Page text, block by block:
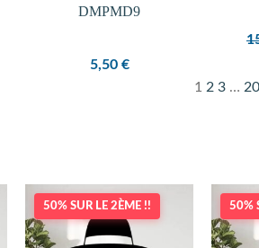
DMPMD9
5,50 €
1 2 3 …
50% SUR LE 2ÈME !! 50%